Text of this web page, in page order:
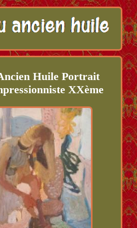
Huile Portrait
XXème